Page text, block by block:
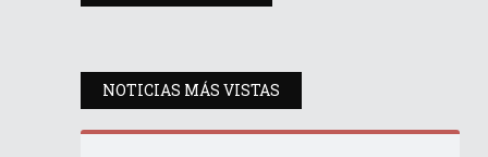
NOTICIAS MÁS VISTAS